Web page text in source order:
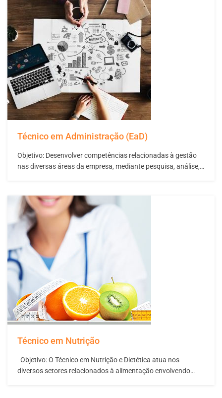
Técnico em Administração (EaD)
Objetivo: Desenvolver competências relacionadas à gestão
nas diversas áreas da empresa, mediante pesquisa, análise,
mudanças e melhorias de processos que conduzam a um
desenvolvimento empresarial sustentável. Diferenciais: O
curso Técnico de Administração possui ampla…
Técnico em Nutrição
Objetivo: O Técnico em Nutrição e Dietética atua nos
diversos setores relacionados à alimentação envolvendo